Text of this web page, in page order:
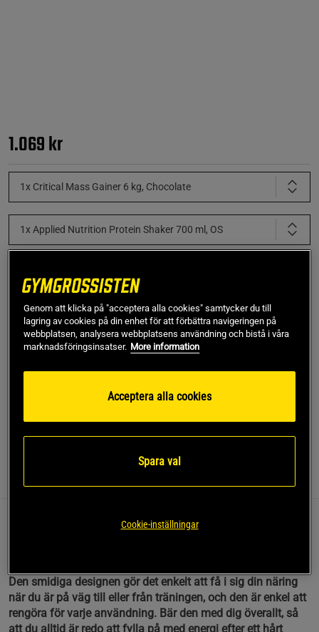
1.069 kr
1x Critical Mass Gainer 6 kg, Chocolate
1x Applied Nutrition Protein Shaker 700 ml, OS
Fri frakt över 499 kr Fri retur 14 dagars ångerrätt
Nu får du en shaker 700 ml – perfekt för att
Den smidiga designen gör det enkelt att få i sig din näring
när du är på väg till eller från träningen, och den är enkel att
rengöra för varje användning. Bär den med dig överallt, så
att du alltid är redo att fylla på med energi efter ett hårt
Genom att klicka på "acceptera alla cookies" samtycker du till
lagring av cookies på din enhet för att förbättra navigeringen på
webbplatsen, analysera webbplatsens användning och bistå i våra
marknadsföringsinsatser. More information
Acceptera alla cookies
Spara val
Cookie-inställningar